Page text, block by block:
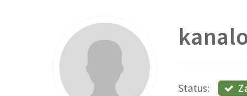
Status: